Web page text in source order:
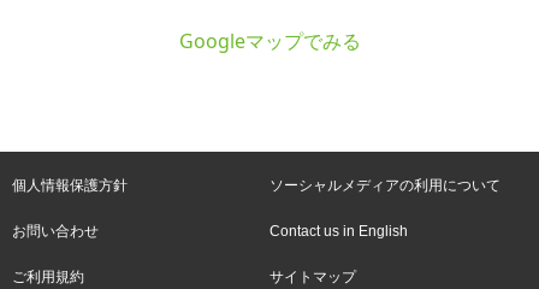
Googleマップでみる
個人情報保護方針 ソーシャルメディアの利用について
お問い合わせ Contact us in English
ご利用規約 サイトマップ